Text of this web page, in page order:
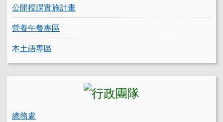
公開授課實施計畫
營養午餐專區
本土語專區
總務處